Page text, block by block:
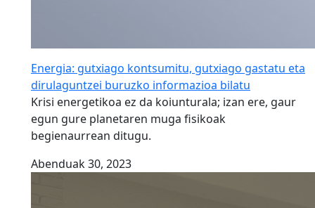
Energia: gutxiago kontsumitu, gutxiago gastatu eta
dirulaguntzei buruzko informazioa bilatu
Krisi energetikoa ez da koiunturala; izan ere, gaur
egun gure planetaren muga fisikoak
begienaurrean ditugu.
Abenduak 30, 2023